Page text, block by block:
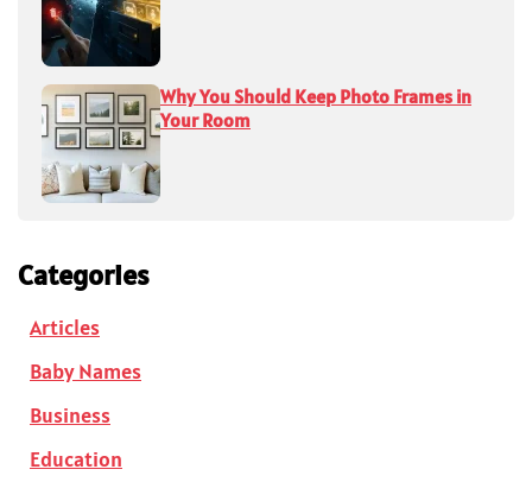
Why You Should Keep Photo Frames in
Your Room
Categories
Articles
Baby Names
Business
Education